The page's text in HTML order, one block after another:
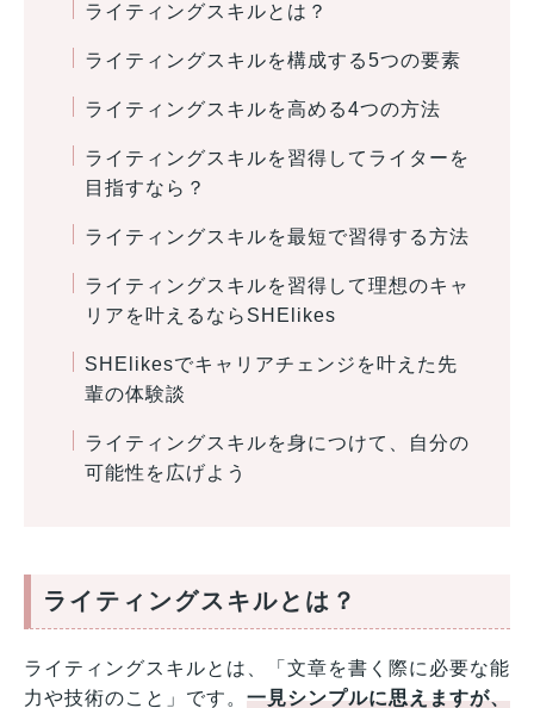
ライティングスキルとは？
ライティングスキルを構成する5つの要素
ライティングスキルを高める4つの方法
ライティングスキルを習得してライターを
目指すなら？
ライティングスキルを最短で習得する方法
ライティングスキルを習得して理想のキャ
リアを叶えるならSHElikes
SHElikesでキャリアチェンジを叶えた先
輩の体験談
ライティングスキルを身につけて、自分の
可能性を広げよう
ライティングスキルとは？
ライティングスキルとは、「文章を書く際に必要な能
力や技術のこと」です。一見シンプルに思えますが、